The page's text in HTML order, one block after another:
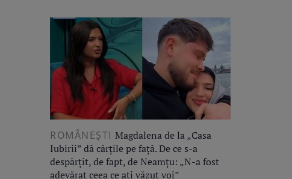
ROMÂNEŞTI Magdalena de la „Casa
Iubirii” dă cărțile pe față. De ce s-a
despărțit, de fapt, de Neamțu: „N-a fost
adevărat ceea ce ați văzut voi”